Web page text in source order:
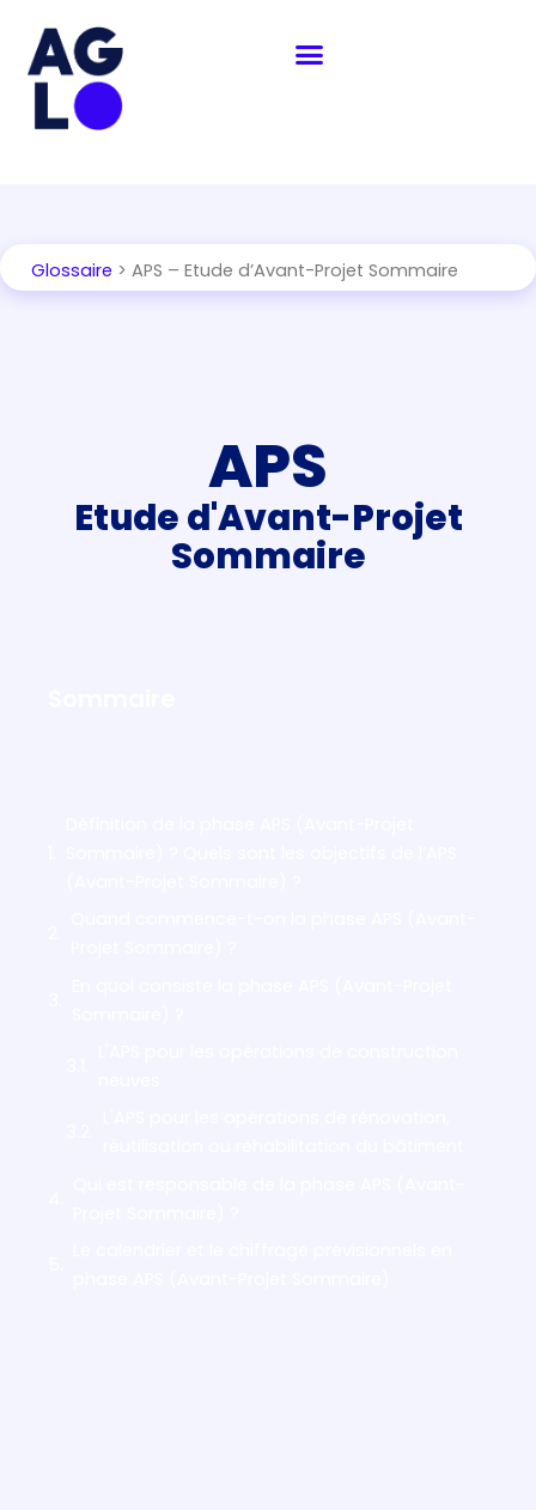
contenu
Glossaire > APS – Etude d’Avant-Projet Sommaire
APS
Etude d'Avant-Projet
Sommaire
articles